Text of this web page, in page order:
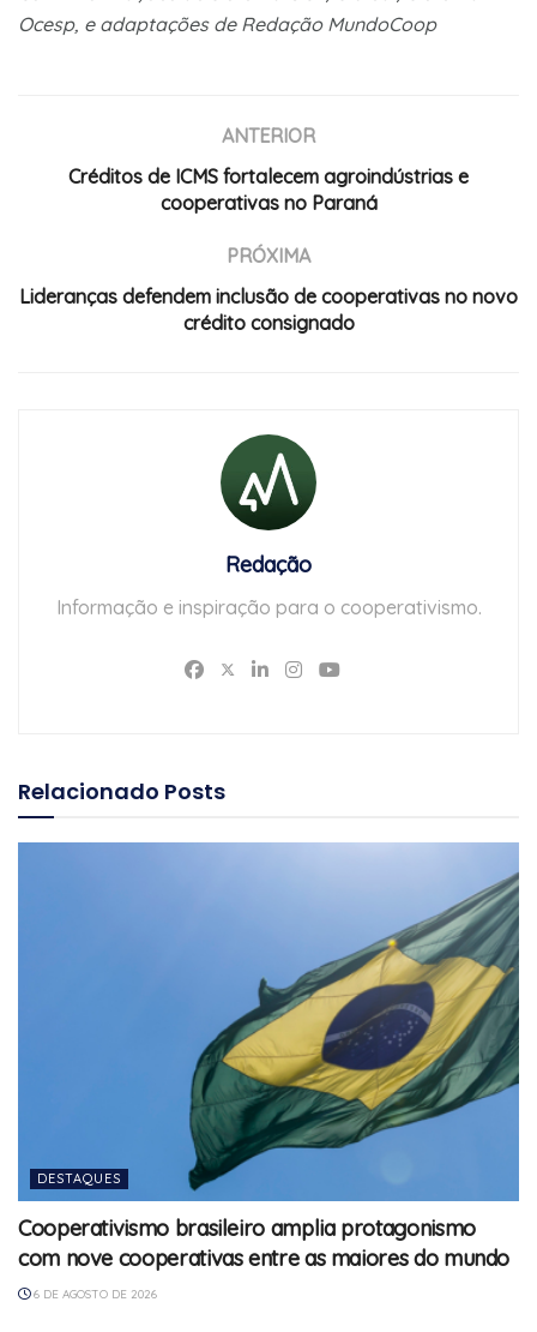
Ocesp, e adaptações de Redação MundoCoop
ANTERIOR
Créditos de ICMS fortalecem agroindústrias e
cooperativas no Paraná
PRÓXIMA
Lideranças defendem inclusão de cooperativas no novo
crédito consignado
Redação
Informação e inspiração para o cooperativismo.
Relacionado Posts
DESTAQUES
Cooperativismo brasileiro amplia protagonismo
com nove cooperativas entre as maiores do mundo
6 DE AGOSTO DE 2026